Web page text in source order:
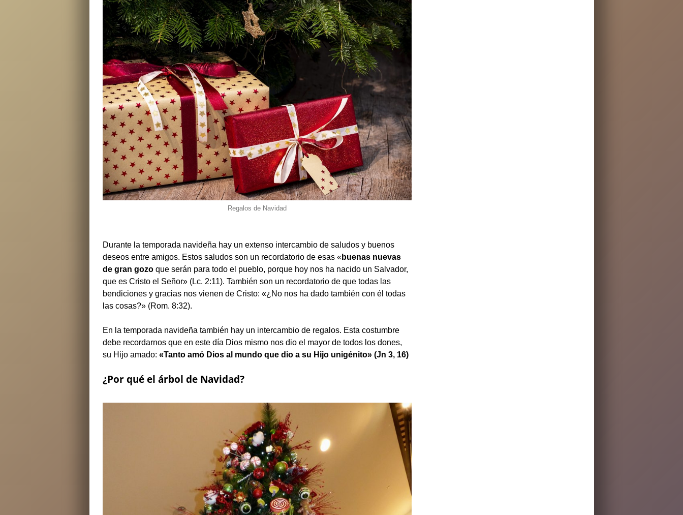
Regalos de Navidad
Durante la temporada navideña hay un extenso intercambio de saludos y buenos
deseos entre amigos. Estos saludos son un recordatorio de esas «buenas nuevas
de gran gozoque serán para todo el pueblo, porque hoy nos ha nacido un Salvador,
que es Cristo el Señor» (Lc. 2:11). También son un recordatorio de que todas las
bendiciones y gracias nos vienen de Cristo: «¿No nos ha dado también con él todas
las cosas?» (Rom. 8:32).
En la temporada navideña también hay un intercambio de regalos. Esta costumbre
debe recordarnos que en este día Dios mismo nos dio el mayor de todos los dones,
su Hijo amado:«Tanto amó Dios al mundo que dio a su Hijo unigénito» (Jn 3, 16)
¿Por qué el árbol de Navidad?